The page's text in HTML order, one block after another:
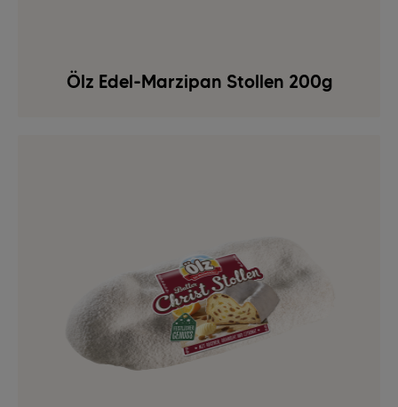
Ölz Edel-Marzipan Stollen 200g